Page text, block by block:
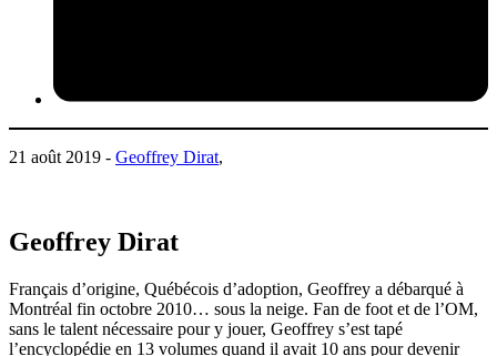
21 août 2019 - Geoffrey Dirat,
Geoffrey Dirat
Français d’origine, Québécois d’adoption, Geoffrey a débarqué à
Montréal fin octobre 2010… sous la neige. Fan de foot et de l’OM,
sans le talent nécessaire pour y jouer, Geoffrey s’est tapé
l’encyclopédie en 13 volumes quand il avait 10 ans pour devenir